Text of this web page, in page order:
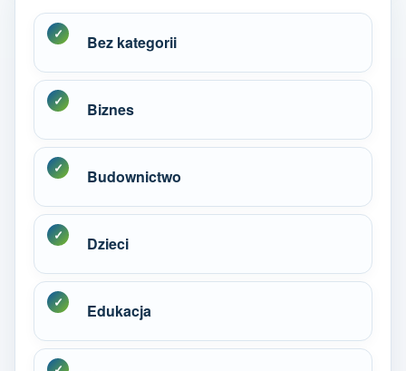
Bez kategorii
Biznes
Budownictwo
Dzieci
Edukacja